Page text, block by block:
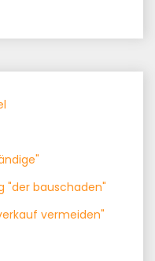
"der bauschaden"
vermeiden"